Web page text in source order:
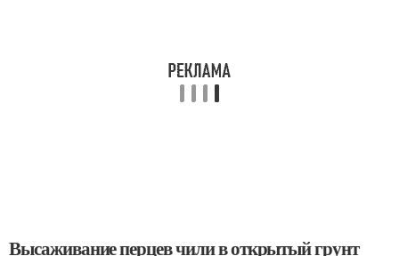
Высаживание перцев чили в открытый грунт